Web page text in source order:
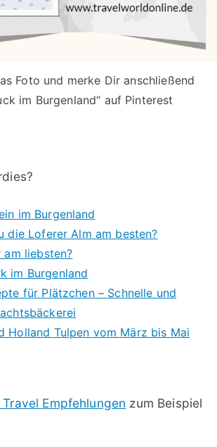
Foto und merke Dir anschließend
im Burgenland“ auf Pinterest
im Burgenland
die Loferer Alm am besten?
am liebsten?
im Burgenland
für Plätzchen – Schnelle und
Holland Tulpen vom März bis Mai
Travel Empfehlungen zum Beispiel